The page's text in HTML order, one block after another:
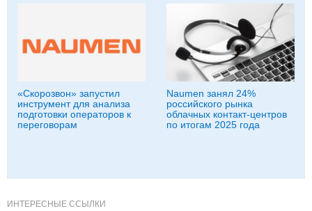
«Скорозвон» запустил
инструмент для анализа
подготовки операторов к
переговорам
Naumen занял 24%
российского рынка
облачных контакт-центров
по итогам 2025 года
ИНТЕРЕСНЫЕ ССЫЛКИ